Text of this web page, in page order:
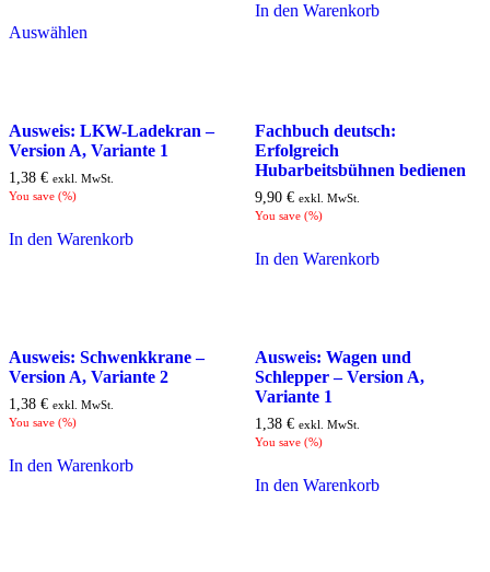
Auswählen
In den Warenkorb
Ausweis: LKW-Ladekran –
Version A, Variante 1
1,38 € exkl. MwSt.
You save (%)
In den Warenkorb
Fachbuch deutsch:
Erfolgreich
Hubarbeitsbühnen bedienen
9,90 € exkl. MwSt.
You save (%)
In den Warenkorb
Ausweis: Schwenkkrane –
Version A, Variante 2
1,38 € exkl. MwSt.
You save (%)
In den Warenkorb
Ausweis: Wagen und
Schlepper – Version A,
Variante 1
1,38 € exkl. MwSt.
You save (%)
In den Warenkorb